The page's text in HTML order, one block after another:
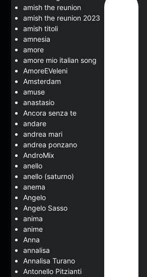
amish the reunion
amish the reunion 2023
amish titoli
amnesia
amore
amore mio italian song
AmoreEVeleni
Amsterdam
amuse
anastasio
Ancora senza te
andare
andrea mari
andrea ponzano
AndroMix
anello
anello (saturno)
anema
Angelo
Angelo Sasso
anima
anime
Anna
annalisa
Annalisa Turano
Antonello Pitzianti